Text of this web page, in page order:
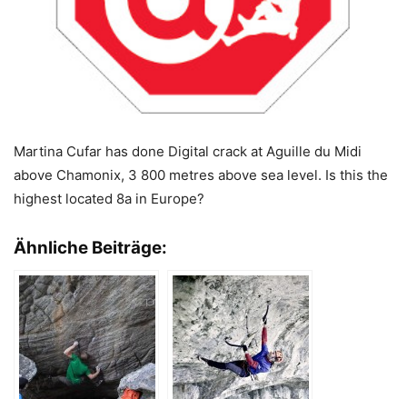
Martina Cufar has done Digital crack at Aguille du Midi
above Chamonix, 3 800 metres above sea level. Is this the
highest located 8a in Europe?
Ähnliche Beiträge: